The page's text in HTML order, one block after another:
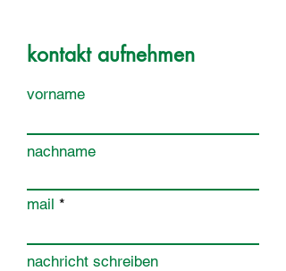
kontakt aufnehmen
vorname
nachname
mail
nachricht schreiben